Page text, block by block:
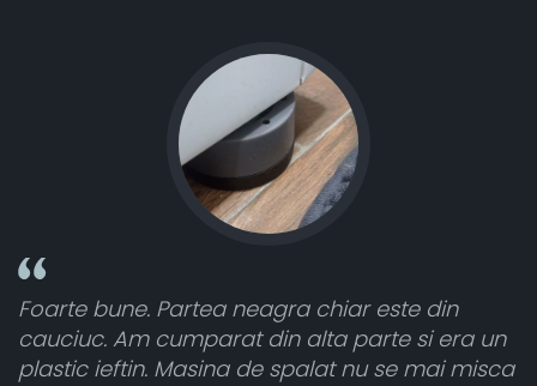
din
si era un
mai misca
Toate sunt foarte luminoase și
atât de bine în curtea din spate. A
cele 8 bucati dar una nu a funcționat,